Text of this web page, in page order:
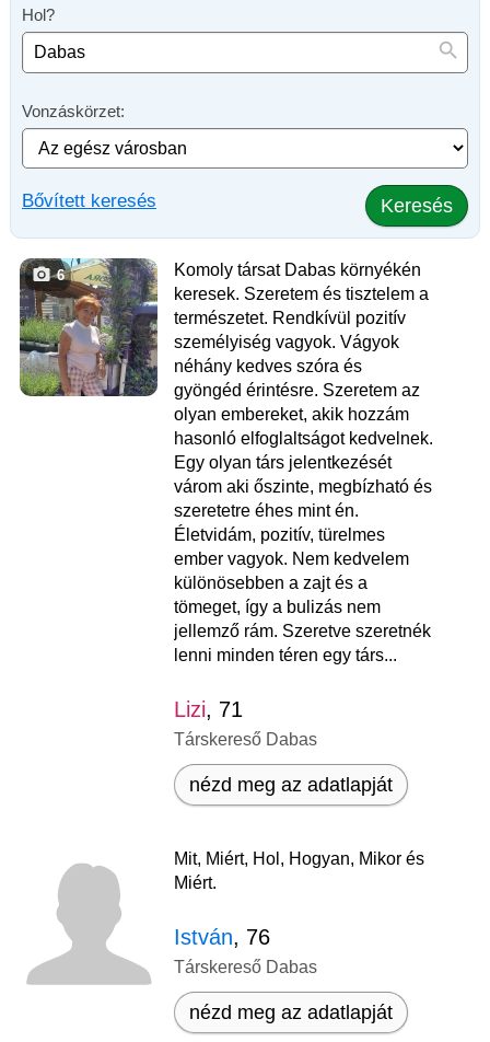
Hol?
Vonzáskörzet:
Bővített keresés Keresés
6
Komoly társat Dabas környékén
keresek. Szeretem és tisztelem a
természetet. Rendkívül pozitív
személyiség vagyok. Vágyok
néhány kedves szóra és
gyöngéd érintésre. Szeretem az
olyan embereket, akik hozzám
hasonló elfoglaltságot kedvelnek.
Egy olyan társ jelentkezését
várom aki őszinte, megbízható és
szeretetre éhes mint én.
Életvidám, pozitív, türelmes
ember vagyok. Nem kedvelem
különösebben a zajt és a
tömeget, így a bulizás nem
jellemző rám. Szeretve szeretnék
lenni minden téren egy társ...
Lizi, 71
Társkereső Dabas
nézd meg az adatlapját
Mit, Miért, Hol, Hogyan, Mikor és
Miért.
István, 76
Társkereső Dabas
nézd meg az adatlapját